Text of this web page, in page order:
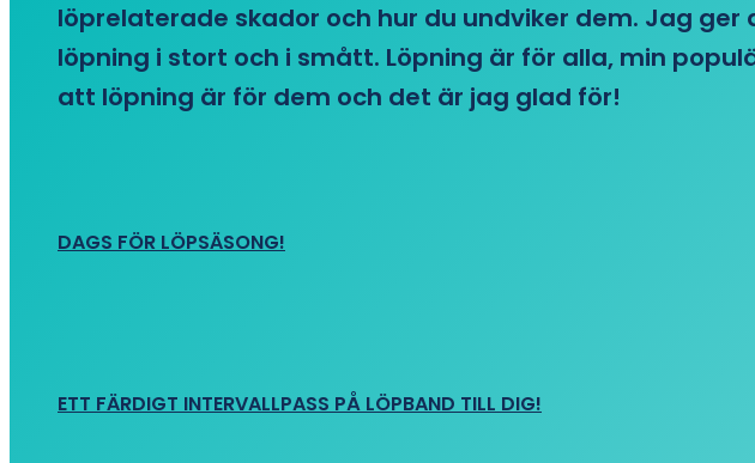
löprelaterade skador och hur du undviker dem. Jag
löpning i stort och i smått. Löpning är för alla, min
att löpning är för dem och det är jag glad för!
DAGS FÖR LÖPSÄSONG!
ETT FÄRDIGT INTERVALLPASS PÅ LÖPBAND TILL DIG!